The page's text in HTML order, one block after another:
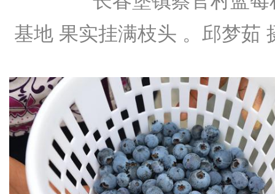
基地 果实挂满枝头 。邱梦茹